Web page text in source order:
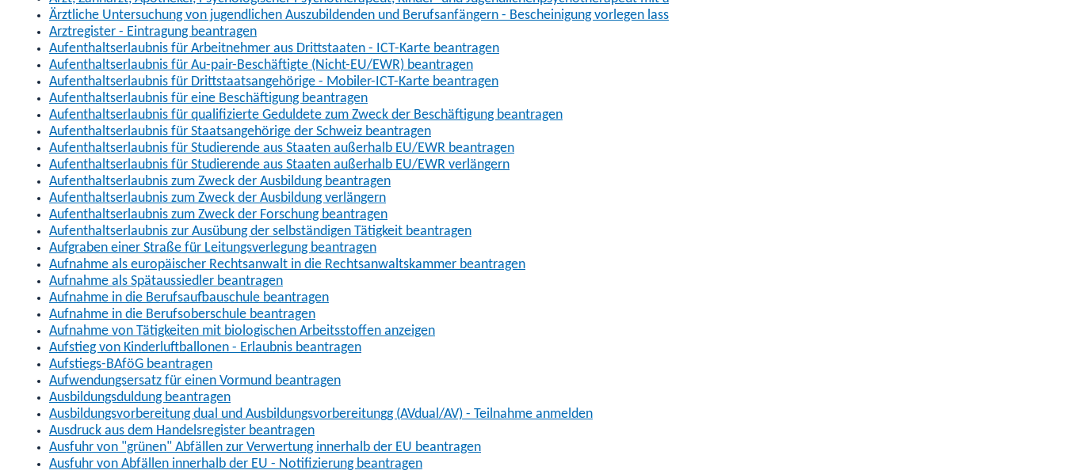
Ärztliche Untersuchung von jugendlichen Auszubildenden und Berufsanfängern - Bescheinigung vorlegen lassen
Arztregister - Eintragung beantragen
Aufenthaltserlaubnis für Arbeitnehmer aus Drittstaaten - ICT-Karte beantragen
Aufenthaltserlaubnis für Au-pair-Beschäftigte (Nicht-EU/EWR) beantragen
Aufenthaltserlaubnis für Drittstaatsangehörige - Mobiler-ICT-Karte beantragen
Aufenthaltserlaubnis für eine Beschäftigung beantragen
Aufenthaltserlaubnis für qualifizierte Geduldete zum Zweck der Beschäftigung beantragen
Aufenthaltserlaubnis für Staatsangehörige der Schweiz beantragen
Aufenthaltserlaubnis für Studierende aus Staaten außerhalb EU/EWR beantragen
Aufenthaltserlaubnis für Studierende aus Staaten außerhalb EU/EWR verlängern
Aufenthaltserlaubnis zum Zweck der Ausbildung beantragen
Aufenthaltserlaubnis zum Zweck der Ausbildung verlängern
Aufenthaltserlaubnis zum Zweck der Forschung beantragen
Aufenthaltserlaubnis zur Ausübung der selbständigen Tätigkeit beantragen
Aufgraben einer Straße für Leitungsverlegung beantragen
Aufnahme als europäischer Rechtsanwalt in die Rechtsanwaltskammer beantragen
Aufnahme als Spätaussiedler beantragen
Aufnahme in die Berufsaufbauschule beantragen
Aufnahme in die Berufsoberschule beantragen
Aufnahme von Tätigkeiten mit biologischen Arbeitsstoffen anzeigen
Aufstieg von Kinderluftballonen - Erlaubnis beantragen
Aufstiegs-BAföG beantragen
Aufwendungsersatz für einen Vormund beantragen
Ausbildungsduldung beantragen
Ausbildungsvorbereitung dual und Ausbildungsvorbereitungg (AVdual/AV) - Teilnahme anmelden
Ausdruck aus dem Handelsregister beantragen
Ausfuhr von "grünen" Abfällen zur Verwertung innerhalb der EU beantragen
Ausfuhr von Abfällen innerhalb der EU - Notifizierung beantragen